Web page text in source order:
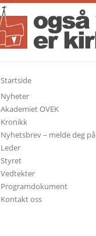
Startside
Nyheter
Akademiet OVEK
Kronikk
Nyhetsbrev – melde deg på
Leder
Styret
Vedtekter
Programdokument
Kontakt oss